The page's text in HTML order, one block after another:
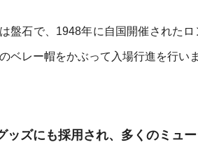
盤石で、1948年に自国開催されたロ
のベレー帽をかぶって入場行進を行い
ッズにも採用され、多くのミュ